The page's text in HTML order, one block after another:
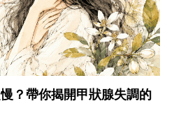
？帶你揭開甲狀腺失調的